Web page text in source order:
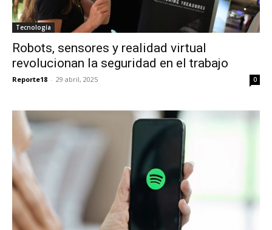
Tecnología
Robots, sensores y realidad virtual
revolucionan la seguridad en el trabajo
Reporte18 - 29 abril, 2025 0